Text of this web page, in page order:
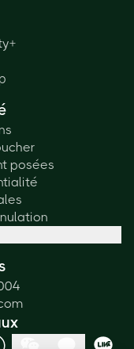
posées